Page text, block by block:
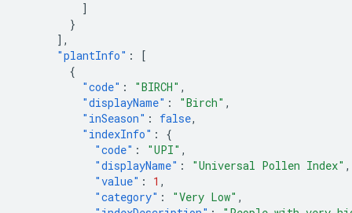
]
}
],
"plantInfo" :
[
{
"code" : "BIRCH" ,
"displayName" : "Birch" ,
"inSeason" : false,
"indexInfo" :
{
"code" : "UPI" ,
"displayName" : "Universal Pollen Index" ,
"value" : 1 ,
"category" : "Very Low" ,